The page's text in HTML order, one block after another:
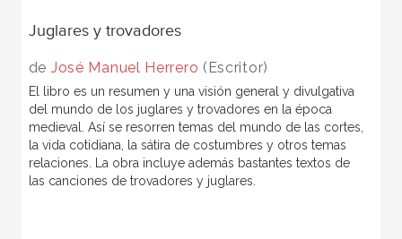
Juglares y trovadores
de José Manuel Herrero (Escritor)
El libro es un resumen y una visión general y divulgativa
del mundo de los juglares y trovadores en la época
medieval. Así se resorren temas del mundo de las cortes,
la vida cotidiana, la sátira de costumbres y otros temas
relaciones. La obra incluye además bastantes textos de
las canciones de trovadores y juglares.